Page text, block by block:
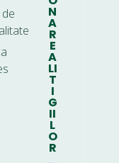
N
A
R
E
A
LI
T
I
G
II
L
O
R